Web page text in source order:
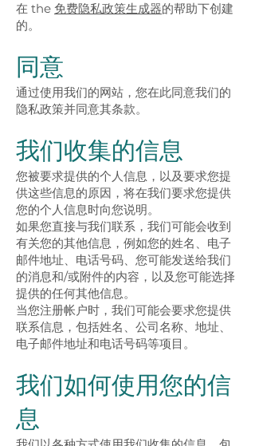
在 the 免费隐私政策生成器的帮助下创建
的。
同意
通过使用我们的网站，您在此同意我们的
隐私政策并同意其条款。
我们收集的信息
您被要求提供的个人信息，以及要求您提
供这些信息的原因，将在我们要求您提供
您的个人信息时向您说明。
如果您直接与我们联系，我们可能会收到
有关您的其他信息，例如您的姓名、电子
邮件地址、电话号码、您可能发送给我们
的消息和/或附件的内容，以及您可能选择
提供的任何其他信息。
当您注册帐户时，我们可能会要求您提供
联系信息，包括姓名、公司名称、地址、
电子邮件地址和电话号码等项目。
我们如何使用您的信
息